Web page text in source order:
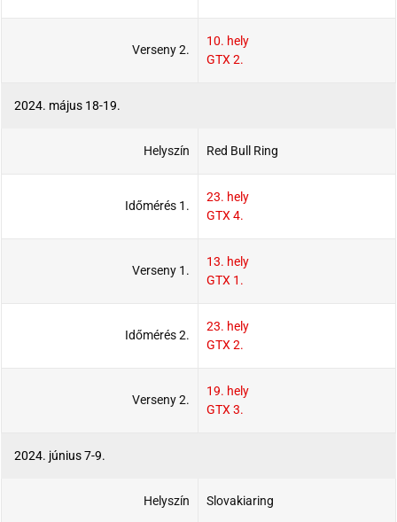
Verseny 2.
10. hely
GTX 2.
2024. május 18-19.
Helyszín Red Bull Ring
Időmérés 1.
23. hely
GTX 4.
Verseny 1.
13. hely
GTX 1.
Időmérés 2.
23. hely
GTX 2.
Verseny 2.
19. hely
GTX 3.
2024. június 7-9.
Helyszín Slovakiaring